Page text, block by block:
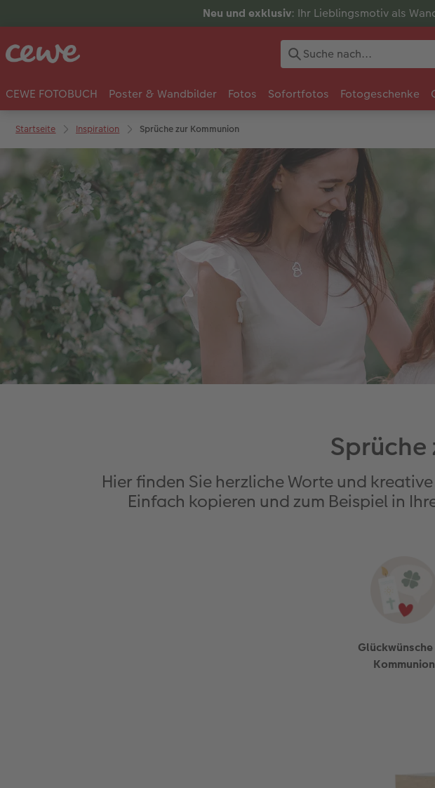
Neu und exklusiv: Ihr Lieblingsmotiv als
CEWE FOTOBUCH Poster & Wandbilder Fotos Sofortfotos Fotogeschenke
Startseite Inspiration Sprüche zur Kommunion
Sprüche
Hier finden Sie herzliche Worte und
Einfach kopieren und zum Beispiel in
Glückwünsche
Kommunion